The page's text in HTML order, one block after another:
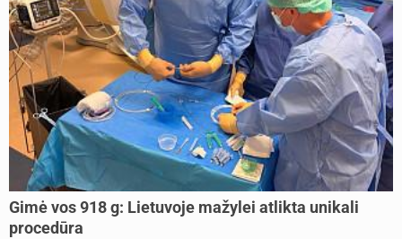
Gimė vos 918 g: Lietuvoje mažylei atlikta unikali
procedūra